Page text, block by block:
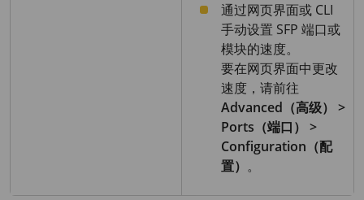
通过网页界面或 CLI
手动设置 SFP 端口或
模块的速度。
要在网页界面中更改
速度，请前往
Advanced（高级） >
Ports（端口） >
Configuration（配
置） 。